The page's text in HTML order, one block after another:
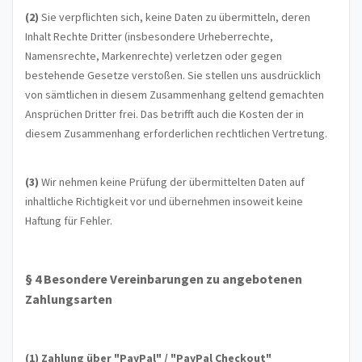
(2) Sie verpflichten sich, keine Daten zu übermitteln, deren
Inhalt Rechte Dritter (insbesondere Urheberrechte,
Namensrechte, Markenrechte) verletzen oder gegen
bestehende Gesetze verstoßen. Sie stellen uns ausdrücklich
von sämtlichen in diesem Zusammenhang geltend gemachten
Ansprüchen Dritter frei. Das betrifft auch die Kosten der in
diesem Zusammenhang erforderlichen rechtlichen Vertretung.
(3) Wir nehmen keine Prüfung der übermittelten Daten auf
inhaltliche Richtigkeit vor und übernehmen insoweit keine
Haftung für Fehler.
§ 4 Besondere Vereinbarungen zu angebotenen
Zahlungsarten
(1) Zahlung über "PayPal" / "PayPal Checkout"